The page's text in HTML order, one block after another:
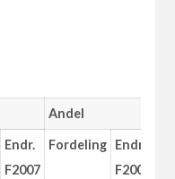
Andel
Endr.
F2007
Fordeling Endr.
F2007